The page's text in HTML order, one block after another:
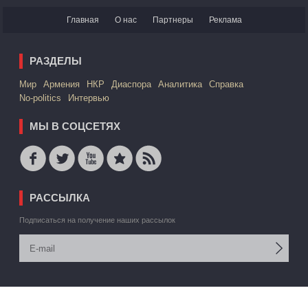
Главная О нас Партнеры Реклама
РАЗДЕЛЫ
Mир Армения НКР Диаспора Аналитика
Справка
No-politics
Интервью
МЫ В СОЦСЕТЯХ
РАССЫЛКА
Подписаться на получение наших рассылок